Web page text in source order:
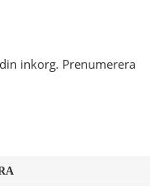
inkorg. Prenumerera